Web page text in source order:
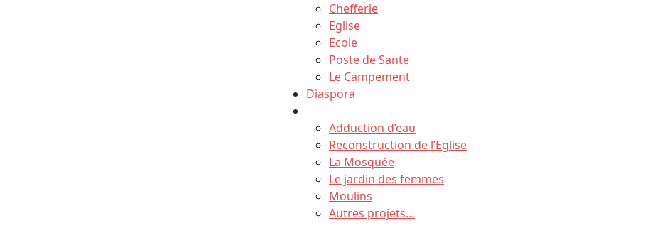
Chefferie
Eglise
Ecole
Poste de Sante
Le Campement
Diaspora
Adduction d’eau
Reconstruction de l’Eglise
La Mosquée
Le jardin des femmes
Moulins
Autres projets…